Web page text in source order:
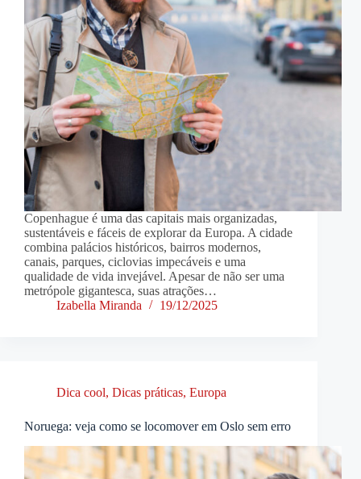
Copenhague é uma das capitais mais organizadas,
sustentáveis e fáceis de explorar da Europa. A cidade
combina palácios históricos, bairros modernos,
canais, parques, ciclovias impecáveis e uma
qualidade de vida invejável. Apesar de não ser uma
metrópole gigantesca, suas atrações…
Izabella Miranda
19/12/2025
Dica cool, Dicas práticas, Europa
Noruega: veja como se locomover em Oslo sem erro